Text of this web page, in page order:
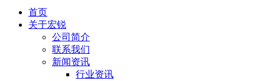
首页
关于宏锐
公司简介
联系我们
新闻资讯
行业资讯